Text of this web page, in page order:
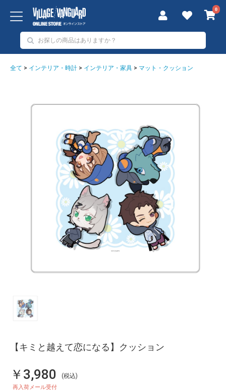
0
全て > インテリア・時計 > インテリア・家具 > マット・クッション
【キミと越えて恋になる】クッション
￥3,980 (税込)
再入荷メール受付